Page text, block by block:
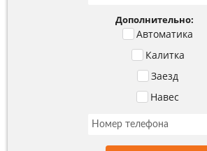
Дополнительно:
Автоматика
Калитка
Заезд
Навес